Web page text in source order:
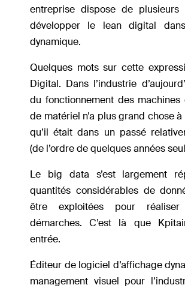
entreprise dispose de plusieurs
développer le lean digital dans
dynamique.
Quelques mots sur cette
Digital. Dans l’industrie
du fonctionnement des
de matériel n’a plus grand chose
qu’il était dans un passé
(de l’ordre de quelques années
Le big data s’est largement
quantités considérables de
être exploitées pour réaliser
démarches. C’est là que
entrée.
Éditeur de logiciel d’affichage
management visuel pour